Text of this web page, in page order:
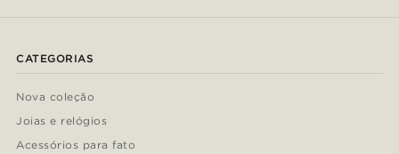
CATEGORIAS
Nova coleção
Joias e relógios
Acessórios para fato